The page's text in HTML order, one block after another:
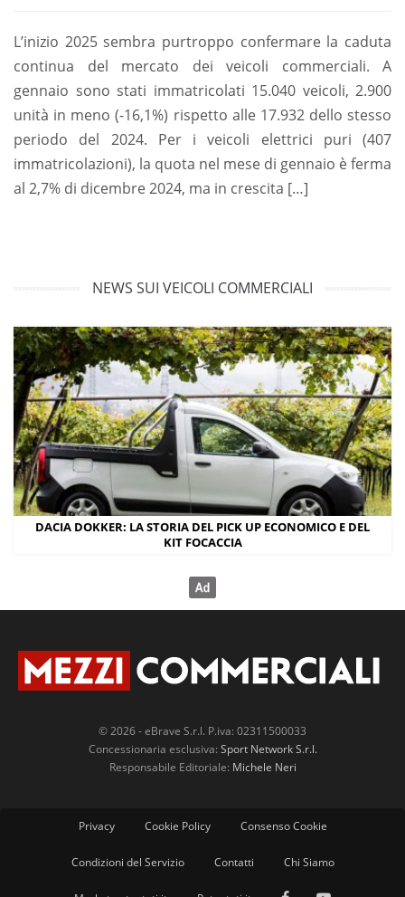
L’inizio 2025 sembra purtroppo confermare la caduta
continua del mercato dei veicoli commerciali. A
gennaio sono stati immatricolati 15.040 veicoli, 2.900
unità in meno (-16,1%) rispetto alle 17.932 dello stesso
periodo del 2024. Per i veicoli elettrici puri (407
immatricolazioni), la quota nel mese di gennaio è ferma
al 2,7% di dicembre 2024, ma in crescita […]
NEWS SUI VEICOLI COMMERCIALI
DACIA DOKKER: LA STORIA DEL PICK UP ECONOMICO E DEL
KIT FOCACCIA
© 2026 - eBrave S.r.l. P.iva: 02311500033
Concessionaria esclusiva: Sport Network S.r.l.
Responsabile Editoriale: Michele Neri
Privacy Cookie Policy Consenso Cookie
Condizioni del Servizio Contatti Chi Siamo